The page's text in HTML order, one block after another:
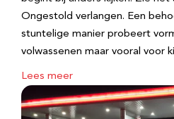
Ongestold verlangen. Een
stuntelige manier probeert
volwassenen maar vooral voor
Lees meer